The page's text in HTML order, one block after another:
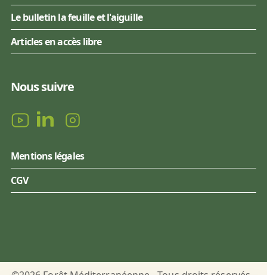
Le bulletin la feuille et l'aiguille
Articles en accès libre
Nous suivre
Mentions légales
CGV